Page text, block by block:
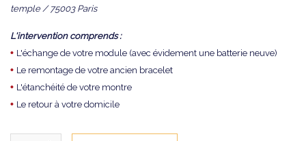
temple / 75003 Paris
L'intervention comprends :
• L'échange de votre module (avec évidement une batterie neuve)
• Le remontage de votre ancien bracelet
• L'étanchéité de votre montre
• Le retour à votre domicile